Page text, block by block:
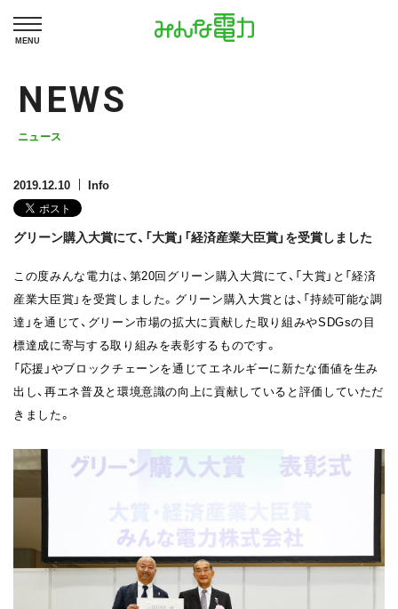
MENU
NEWS
ニュース
2019.12.10 Info
グリーン購入大賞にて、「大賞」「経済産業大臣賞」を受賞しました
この度みんな電力は、第20回グリーン購入大賞にて、「大賞」と「経済
産業大臣賞」を受賞しました。グリーン購入大賞とは、「持続可能な調
達」を通じて、グリーン市場の拡大に貢献した取り組みやSDGsの目
標達成に寄与する取り組みを表彰するものです。
「応援」やブロックチェーンを通じてエネルギーに新たな価値を生み
出し、再エネ普及と環境意識の向上に貢献していると評価していただ
きました。